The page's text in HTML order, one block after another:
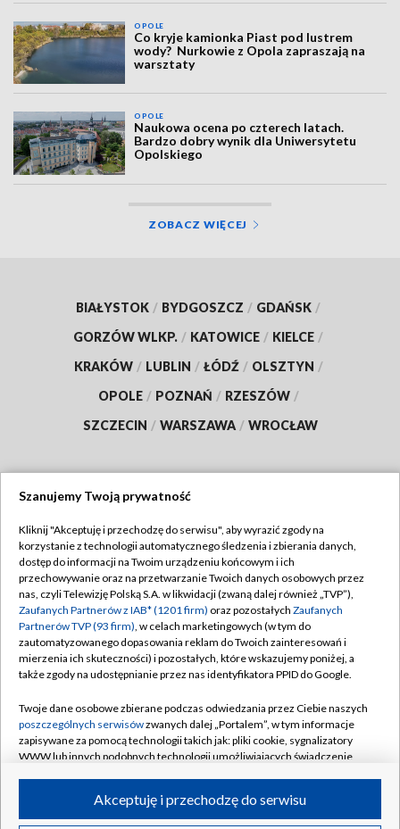
OPOLE
Co kryje kamionka Piast pod lustrem
wody? Nurkowie z Opola zapraszają na
warsztaty
OPOLE
Naukowa ocena po czterech latach.
Bardzo dobry wynik dla Uniwersytetu
Opolskiego
ZOBACZ WIĘCEJ
BIAŁYSTOK / BYDGOSZCZ / GDAŃSK /
GORZÓW WLKP. / KATOWICE / KIELCE /
KRAKÓW / LUBLIN / ŁÓDŹ / OLSZTYN /
OPOLE / POZNAŃ / RZESZÓW /
SZCZECIN / WARSZAWA / WROCŁAW
TVP
Abonament TVP
Emisja w TVP
Centrum informacji TVP
Naziemna Telewizja Cyfrowa
Rada Programowa
System NOS
Informacje o nadawcy
Program dla prasy
Regulamin TVP
Polityka prywatności
Moje zgody
Pomoc
Kontakt
Kanały
©2026 Telewizja Polska S.A. w likwidacji
Szanujemy Twoją prywatność
Kliknij "Akceptuję i przechodzę do serwisu", aby wyrazić zgody na
korzystanie z technologii automatycznego śledzenia i zbierania danych,
dostęp do informacji na Twoim urządzeniu końcowym i ich
przechowywanie oraz na przetwarzanie Twoich danych osobowych przez
nas, czyli Telewizję Polską S.A. w likwidacji (zwaną dalej również „TVP”),
Zaufanych Partnerów z IAB* (1201 firm) oraz pozostałych Zaufanych
Partnerów TVP (93 firm), w celach marketingowych (w tym do
zautomatyzowanego dopasowania reklam do Twoich zainteresowań i
mierzenia ich skuteczności) i pozostałych, które wskazujemy poniżej, a
także zgody na udostępnianie przez nas identyfikatora PPID do Google.
Twoje dane osobowe zbierane podczas odwiedzania przez Ciebie naszych
poszczególnych serwisówzwanych dalej „Portalem”, w tym informacje
zapisywane za pomocą technologii takich jak: pliki cookie, sygnalizatory
WWW lub innych podobnych technologii umożliwiających świadczenie
ruchu w Internecie.Akceptuję i przechodzę do serwisu